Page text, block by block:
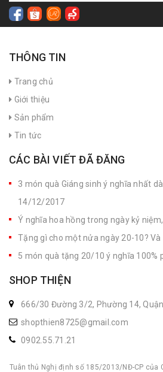
THÔNG TIN
Trang chủ
Giới thiệu
Sản phẩm
Tin tức
CÁC BÀI VIẾT ĐÃ ĐĂNG
3 món quà Giáng sinh ý nghĩa nhất
14/12/2017
Ý nghĩa hoa hồng trong ngày kỷ
Tặng gì cho một nửa ngày 20-10? Và
5 món quà tặng 20/10 ý nghĩa 100%
SHOP THIỆN
666/30 Đường 3/2, Phường 14, Quận
shopthien8725@gmail.com
0902.55.71.21
Tuân thủ Nghị định số 185/2013/NĐ-CP của